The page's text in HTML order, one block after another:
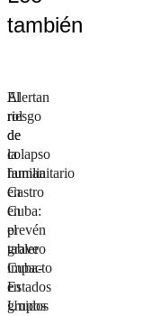
también
Alertan
riesgo
de
colapso
humanitario
en
Cuba:
prevén
grave
impacto
en
grupos
El
rol
de
la
familia
Castro
en
el
tablero
Cuba-
Estados
Unidos